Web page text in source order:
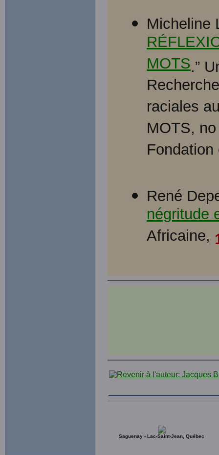
Micheline
MOTS.”
raciales
MOTS,
René
négritude
Africaine,
Saguenay - Lac-Saint-Jean, Québec